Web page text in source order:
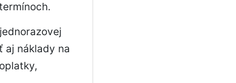
aj náklady na